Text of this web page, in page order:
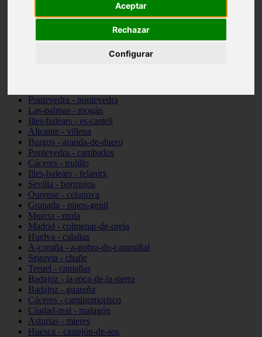
Aceptar
Rechazar
Configurar
Castellón - peñíscola
Illes-balears - sant-josep-de-sa-talaia
Pontevedra - pontevedra
Las-palmas - mogán
Illes-balears - es-castell
Alicante - villena
Burgos - aranda-de-duero
Pontevedra - cambados
Cáceres - trujillo
Illes-balears - felanitx
Sevilla - bormujos
Ourense - celanova
Granada - pinos-genil
Murcia - mula
Madrid - colmenar-de-oreja
Huelva - calañas
A-coruña - a-pobra-do-caramiñal
Segovia - chañe
Teruel - camañas
Badajoz - la-roca-de-la-sierra
Badajoz - guareña
Cáceres - caminomorisco
Ciudad-real - malagón
Asturias - mieres
Huesca - castejón-de-sos